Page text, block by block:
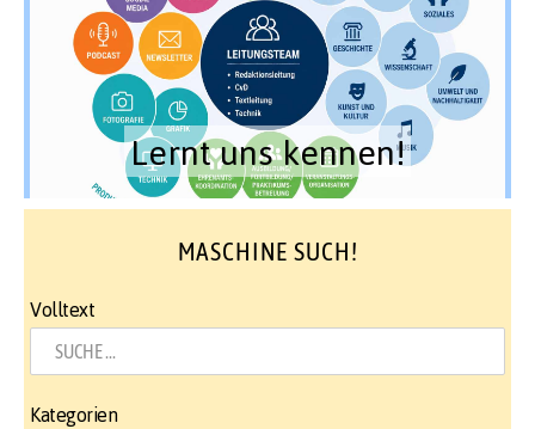
Lernt uns kennen!
MASCHINE SUCH!
Volltext
Kategorien